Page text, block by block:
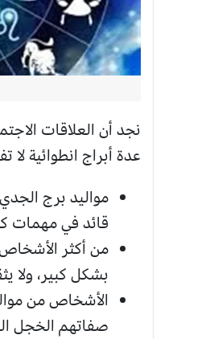
نجد أن العلاقات
عدة أبراج انطوائية
مواليد برج
قائد في مهمات
من أكثر
بشكل كبير، ولا
الأشخاص من
صفاتهم الخجل